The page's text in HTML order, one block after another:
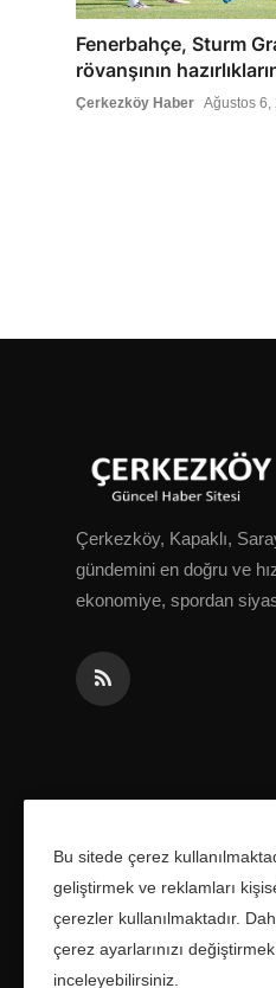
Fenerbahçe, Sturm
rövanşının
Çerkezköy Haber Ağustos 6,
Çerkezköy, Kapaklı,
gündemini en doğru ve
ekonomiye, spordan
Bu sitede çerez
geliştirmek ve reklamları
çerezler kullanılmaktadır.
çerez ayarlarınızı
inceleyebilirsiniz.